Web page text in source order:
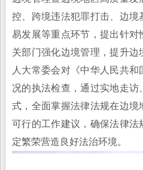
控、跨境违法犯罪打击、边境
易发展等重点环节，提出针对
关部门强化边境管理，提升边
人大常委会对《中华人民共
况的执法检查，通过实地走
式，全面掌握法律法规在边
可行的工作建议，确保法律法
定繁荣营造良好法治环境。